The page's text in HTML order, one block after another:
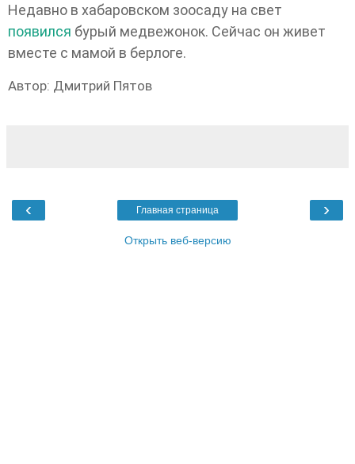
Недавно в хабаровском зоосаду на свет
появился бурый медвежонок. Сейчас он живет
вместе с мамой в берлоге.
Автор: Дмитрий Пятов
‹ ›
Главная страница
Открыть веб-версию